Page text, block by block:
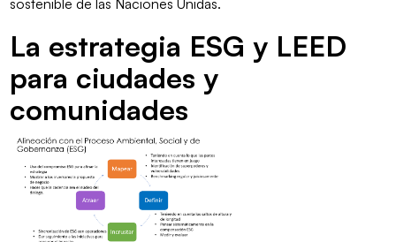
sostenible de las Naciones Unidas.
La estrategia ESG y LEED
para ciudades y
comunidades